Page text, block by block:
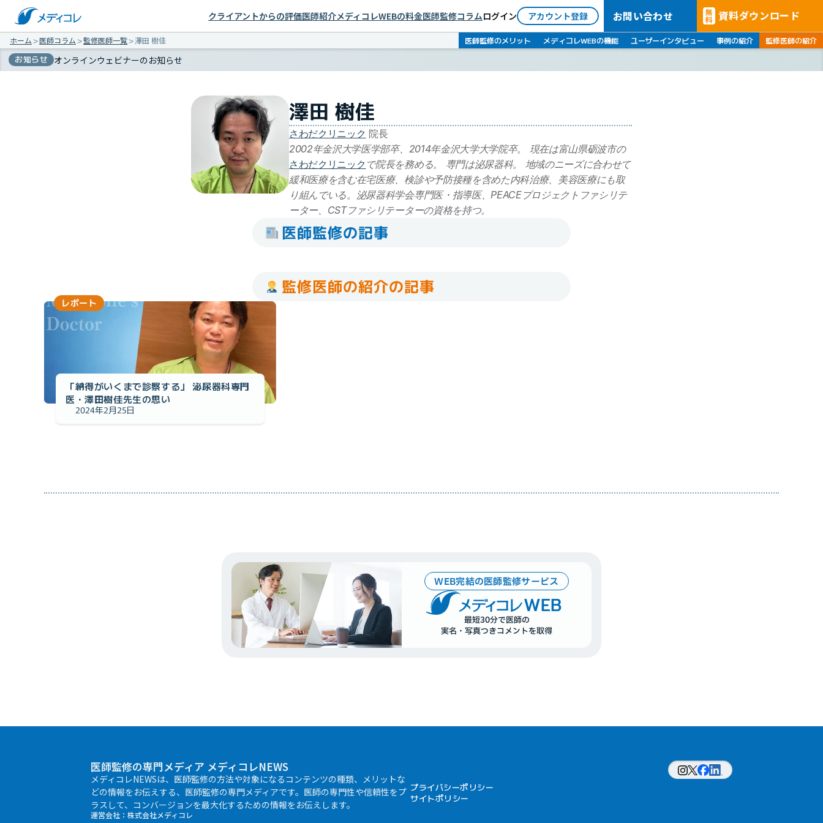
クライアントからの評価医師紹介メディコレWEBの料金医師監修コラム依頼者としてログイン
医師としてログイン
ログイン アカウント登録 お問い合わせ 無
料 資料ダウンロード
ホーム＞医師コラム＞監修医師一覧＞澤田 樹佳 医師監修のメリット メディコレWEBの機能 ユーザーインタビュー 事例の紹介 監修医師の紹介
お知らせ オンラインウェビナーのお知らせ
澤田 樹佳
さわだクリニック 院長
2002年金沢大学医学部卒、2014年金沢大学大学院卒。 現在は富山県砺波市の
さわだクリニック で院長を務める。 専門は泌尿器科。 地域のニーズに合わせて
緩和医療を含む在宅医療、検診や予防接種を含めた内科治療、美容医療にも取
り組んでいる。泌尿器科学会専門医・指導医、PEACEプロジェクトファシリテ
ーター、CSTファシリテーターの資格を持つ。
医師監修の記事
監修医師の紹介の記事
レポート
「納得がいくまで診察する」 泌尿器科専門
医・澤田樹佳先生の思い
2024年2月25日
WEB完結の医師監修サービス
WEB
最短30分で医師の
実名・写真つきコメントを取得
医師監修の専門メディア メディコレNEWS
メディコレNEWSは、医師監修の方法や対象になるコンテンツの種類、メリットな
どの情報をお伝えする、医師監修の専門メディアです。医師の専門性や信頼性をプ
ラスして、コンバージョンを最大化するための情報をお伝えします。
運営会社： 株式会社メディコレ
プライバシーポリシー
サイトポリシー